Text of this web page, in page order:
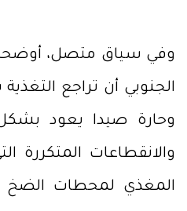
وفي سياق متصل،
الجنوبي أن تراجع
وحارة صيدا يعود
والانقطاعات المتكررة
المغذي لمحطات الضخ